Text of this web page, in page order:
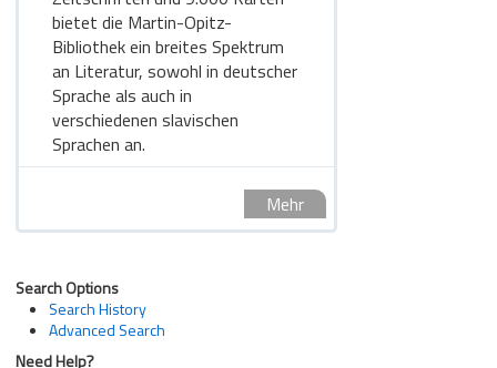
bietet die Martin-Opitz-
Bibliothek ein breites Spektrum
an Literatur, sowohl in deutscher
Sprache als auch in
verschiedenen slavischen
Sprachen an.
Mehr
Search Options
Search History
Advanced Search
Need Help?